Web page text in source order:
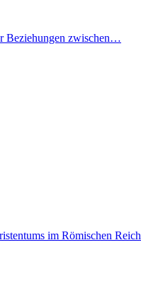
Beziehungen zwischen…
im Römischen Reich